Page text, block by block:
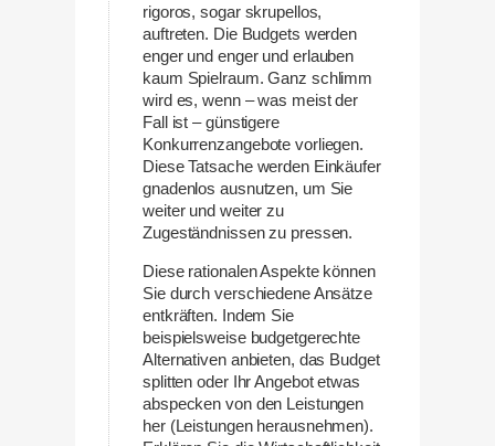
rigoros, sogar skrupellos,
auftreten. Die Budgets werden
enger und enger und erlauben
kaum Spielraum. Ganz schlimm
wird es, wenn – was meist der
Fall ist – günstigere
Konkurrenzangebote vorliegen.
Diese Tatsache werden Einkäufer
gnadenlos ausnutzen, um Sie
weiter und weiter zu
Zugeständnissen zu pressen.
Diese rationalen Aspekte können
Sie durch verschiedene Ansätze
entkräften. Indem Sie
beispielsweise budgetgerechte
Alternativen anbieten, das Budget
splitten oder Ihr Angebot etwas
abspecken von den Leistungen
her (Leistungen herausnehmen).